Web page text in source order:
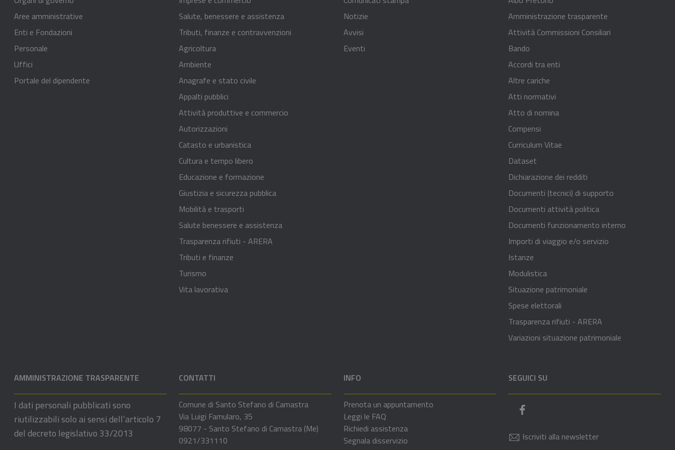
Aree amministrative
Enti e Fondazioni
Personale
Uffici
Portale del dipendente
Salute, benessere e assistenza
Tributi, finanze e contravvenzioni
Agricoltura
Ambiente
Anagrafe e stato civile
Appalti pubblici
Attività produttive e commercio
Autorizzazioni
Catasto e urbanistica
Cultura e tempo libero
Educazione e formazione
Giustizia e sicurezza pubblica
Mobilità e trasporti
Salute benessere e assistenza
Trasparenza rifiuti - ARERA
Tributi e finanze
Turismo
Vita lavorativa
Notizie
Avvisi
Eventi
Amministrazione trasparente
Attività Commissioni Consiliari
Bando
Accordi tra enti
Altre cariche
Atti normativi
Atto di nomina
Compensi
Curriculum Vitae
Dataset
Dichiarazione dei redditi
Documenti (tecnici) di supporto
Documenti attività politica
Documenti funzionamento interno
Importi di viaggio e/o servizio
Istanze
Modulistica
Situazione patrimoniale
Spese elettorali
Trasparenza rifiuti - ARERA
Variazioni situazione patrimoniale
AMMINISTRAZIONE TRASPARENTE
I dati personali pubblicati sono
riutilizzabili solo ai sensi dell’articolo 7
del decreto legislativo 33/2013
CONTATTI
Comune di Santo Stefano di Camastra
Via Luigi Famularo, 35
98077 - Santo Stefano di Camastra (Me)
0921/331110
INFO
Prenota un appuntamento
Leggi le FAQ
Richiedi assistenza
Segnala disservizio
SEGUICI SU
Iscriviti alla newsletter